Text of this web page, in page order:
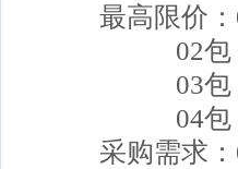
最高限价：
02
03
04
采购需求：